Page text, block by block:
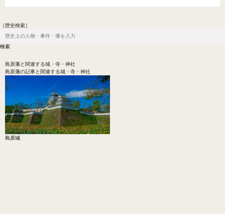
［歴史検索］
島原藩と関連する城・寺・神社
島原藩の記事と関連する城・寺・神社
島原城